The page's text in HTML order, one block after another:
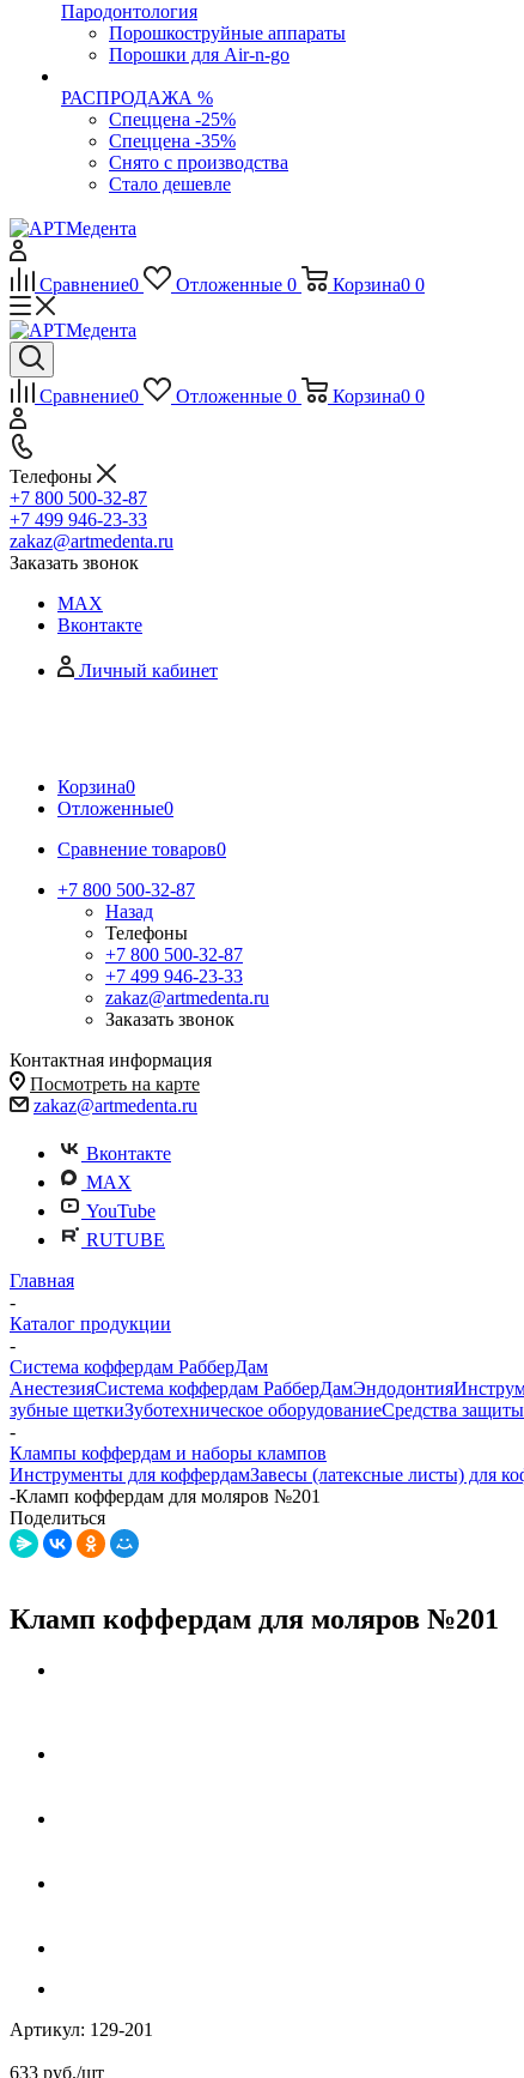
Пародонтология
Порошкоструйные аппараты
Порошки для Air-n-go
РАСПРОДАЖА %
Спеццена -25%
Спеццена -35%
Снято с производства
Стало дешевле
Сравнение0 Отложенные 0 Корзина0 0
Сравнение0 Отложенные 0 Корзина0 0
Телефоны
+7 800 500-32-87
+7 499 946-23-33
zakaz@artmedenta.ru
Заказать звонок
MAX
Вконтакте
Личный кабинет
Корзина0
Отложенные0
Сравнение товаров0
+7 800 500-32-87
Назад
Телефоны
+7 800 500-32-87
+7 499 946-23-33
zakaz@artmedenta.ru
Заказать звонок
Контактная информация
Посмотреть на карте
zakaz@artmedenta.ru
Вконтакте
MAX
YouTube
RUTUBE
Главная
-
Каталог продукции
-
Система коффердам РабберДам
АнестезияСистема коффердам РабберДамЭндодонтия
зубные щеткиЗуботехническое оборудованиеСредства защиты
-
Клампы коффердам и наборы клампов
Инструменты для коффердамЗавесы (латексные листы) для
-Кламп коффердам для моляров №201
Поделиться
Кламп коффердам для моляров №201
Артикул: 129-201
633 руб./шт